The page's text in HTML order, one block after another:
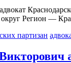
Регион —
партизан